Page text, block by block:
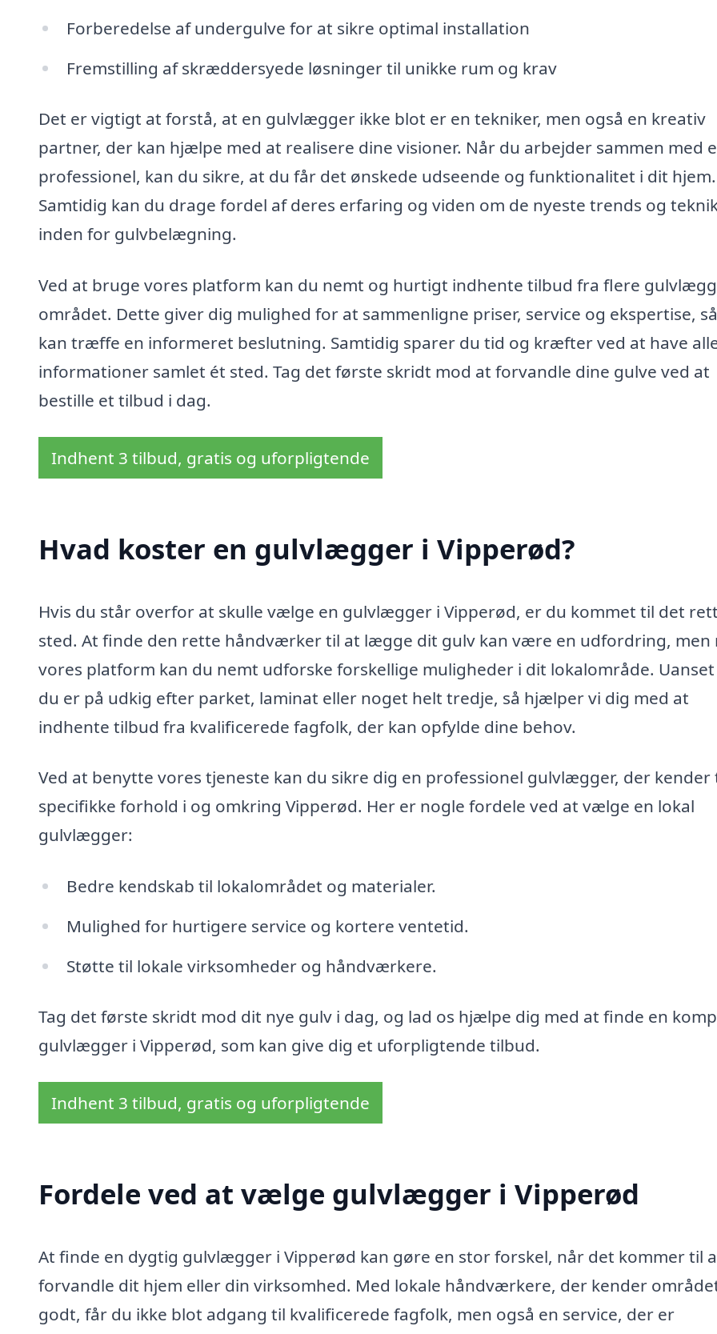
Forberedelse af undergulve for at sikre optimal installation
Fremstilling af skræddersyede løsninger til unikke rum og krav
Det er vigtigt at forstå, at en gulvlægger ikke blot er en tekniker, men også en kreativ
partner, der kan hjælpe med at realisere dine visioner. Når du arbejder sammen med
professionel, kan du sikre, at du får det ønskede udseende og funktionalitet i dit hjem.
Samtidig kan du drage fordel af deres erfaring og viden om de nyeste trends og
inden for gulvbelægning.
Ved at bruge vores platform kan du nemt og hurtigt indhente tilbud fra flere
området. Dette giver dig mulighed for at sammenligne priser, service og ekspertise,
kan træffe en informeret beslutning. Samtidig sparer du tid og kræfter ved at have
informationer samlet ét sted. Tag det første skridt mod at forvandle dine gulve ved at
bestille et tilbud i dag.
Indhent 3 tilbud, gratis og uforpligtende
Hvad koster en gulvlægger i Vipperød?
Hvis du står overfor at skulle vælge en gulvlægger i Vipperød, er du kommet til det
sted. At finde den rette håndværker til at lægge dit gulv kan være en udfordring, men
vores platform kan du nemt udforske forskellige muligheder i dit lokalområde.
du er på udkig efter parket, laminat eller noget helt tredje, så hjælper vi dig med at
indhente tilbud fra kvalificerede fagfolk, der kan opfylde dine behov.
Ved at benytte vores tjeneste kan du sikre dig en professionel gulvlægger, der kender
specifikke forhold i og omkring Vipperød. Her er nogle fordele ved at vælge en lokal
gulvlægger:
Bedre kendskab til lokalområdet og materialer.
Mulighed for hurtigere service og kortere ventetid.
Støtte til lokale virksomheder og håndværkere.
Tag det første skridt mod dit nye gulv i dag, og lad os hjælpe dig med at finde en
gulvlægger i Vipperød, som kan give dig et uforpligtende tilbud.
Indhent 3 tilbud, gratis og uforpligtende
Fordele ved at vælge gulvlægger i Vipperød
At finde en dygtig gulvlægger i Vipperød kan gøre en stor forskel, når det kommer til
forvandle dit hjem eller din virksomhed. Med lokale håndværkere, der kender
godt, får du ikke blot adgang til kvalificerede fagfolk, men også en service, der er